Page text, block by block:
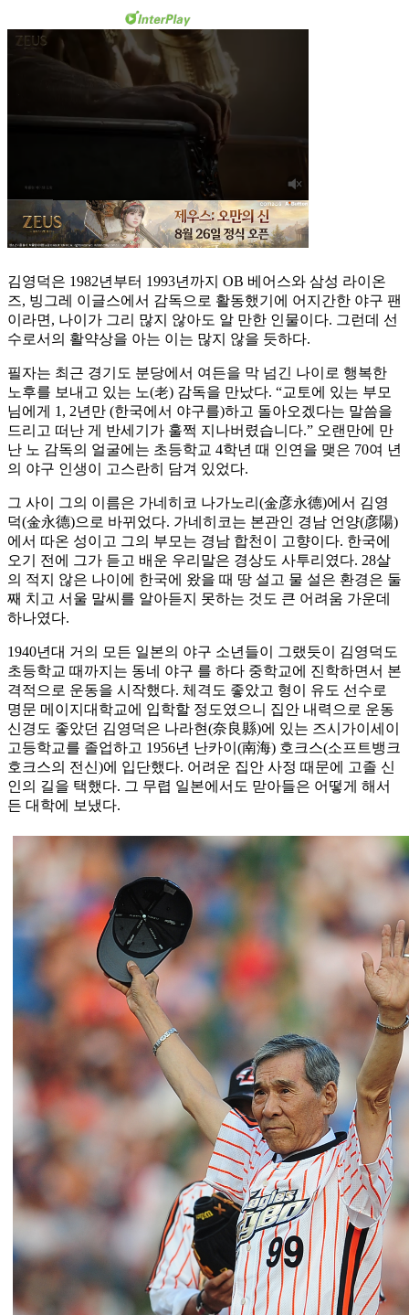
김영덕은 1982년부터 1993년까지 OB 베어스와 삼성 라이온
즈, 빙그레 이글스에서 감독으로 활동했기에 어지간한 야구 팬
이라면, 나이가 그리 많지 않아도 알 만한 인물이다. 그런데 선
수로서의 활약상을 아는 이는 많지 않을 듯하다.
필자는 최근 경기도 분당에서 여든을 막 넘긴 나이로 행복한
노후를 보내고 있는 노(老) 감독을 만났다. “교토에 있는 부모
님에게 1, 2년만 (한국에서 야구를)하고 돌아오겠다는 말씀을
드리고 떠난 게 반세기가 훌쩍 지나버렸습니다.” 오랜만에 만
난 노 감독의 얼굴에는 초등학교 4학년 때 인연을 맺은 70여 년
의 야구 인생이 고스란히 담겨 있었다.
그 사이 그의 이름은 가네히코 나가노리(金彦永德)에서 김영
덕(金永德)으로 바뀌었다. 가네히코는 본관인 경남 언양(彦陽)
에서 따온 성이고 그의 부모는 경남 합천이 고향이다. 한국에
오기 전에 그가 듣고 배운 우리말은 경상도 사투리였다. 28살
의 적지 않은 나이에 한국에 왔을 때 땅 설고 물 설은 환경은 둘
째 치고 서울 말씨를 알아듣지 못하는 것도 큰 어려움 가운데
하나였다.
1940년대 거의 모든 일본의 야구 소년들이 그랬듯이 김영덕도
초등학교 때까지는 동네 야구 를 하다 중학교에 진학하면서 본
격적으로 운동을 시작했다. 체격도 좋았고 형이 유도 선수로
명문 메이지대학교에 입학할 정도였으니 집안 내력으로 운동
신경도 좋았던 김영덕은 나라현(奈良縣)에 있는 즈시가이세이
고등학교를 졸업하고 1956년 난카이(南海) 호크스(소프트뱅크
호크스의 전신)에 입단했다. 어려운 집안 사정 때문에 고졸 신
인의 길을 택했다. 그 무렵 일본에서도 맏아들은 어떻게 해서
든 대학에 보냈다.